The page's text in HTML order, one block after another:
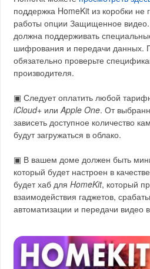
поддержка HomeKit из коробки не
работы опции Защищенное видео.
должна поддерживать
шифрования и передачи данных.
обязательно проверьте
производителя.
▣ Следует оплатить любой
iCloud+ илиApple One. От
зависеть доступное количество
будут загружаться в облако.
▣ В вашем доме должен быть
который будет настроен в
будет хаб дляHomeKit, который
взаимодействия гаджетов,
автоматизации и передачи видео